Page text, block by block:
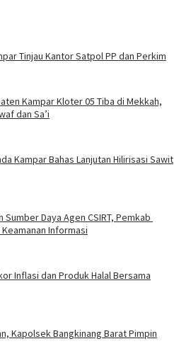
Tinjau Kantor Satpol PP dan Perkim
Kampar Kloter 05 Tiba di Mekkah,
dan Sa’i
Kampar Bahas Lanjutan Hilirisasi Sawit
Daya Agen CSIRT, Pemkab
Informasi
Inflasi dan Produk Halal Bersama
Kapolsek Bangkinang Barat Pimpin